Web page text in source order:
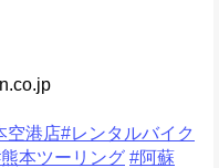
空港店#レンタルバイク
本ツーリング #阿蘇